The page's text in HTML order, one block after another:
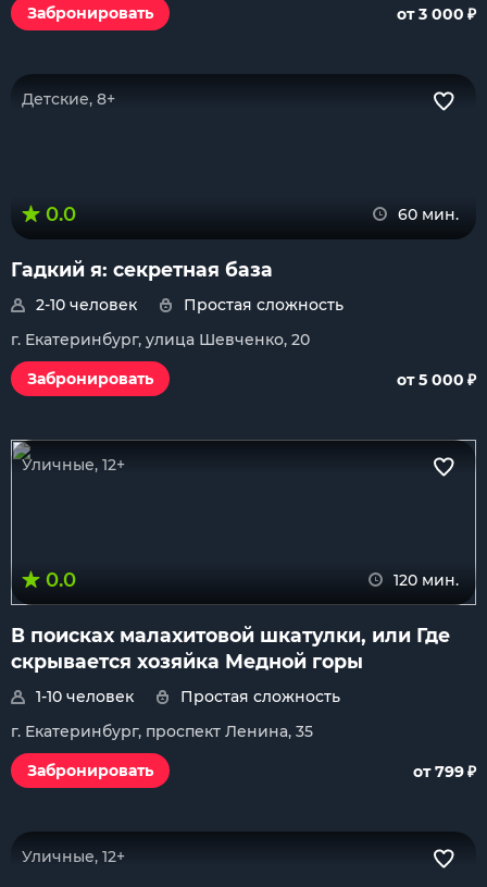
Забронировать
от 3 000 ₽
Детские, 8+
0.0 60 мин.
Гадкий я: секретная база
2-10 человек
Простая сложность
г. Екатеринбург, улица Шевченко, 20
Забронировать
от 5 000 ₽
Уличные, 12+
0.0 120 мин.
В поисках малахитовой шкатулки, или Где
скрывается хозяйка Медной горы
1-10 человек
Простая сложность
г. Екатеринбург, проспект Ленина, 35
Забронировать
от 799₽
Уличные, 12+